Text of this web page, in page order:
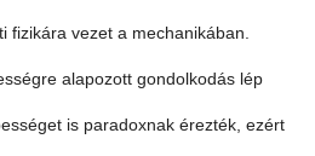
fizikára vezet a mechanikában.
alapozott gondolkodás lép
is paradoxnak érezték, ezért